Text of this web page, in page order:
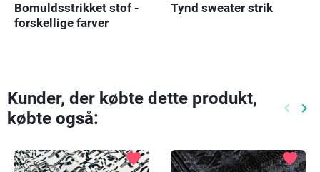
Bomuldsstrikket stof -
forskellige farver
Tynd sweater strik
Kunder, der købte dette produkt,
købte også:
keyboard_arrow_left keyboard_arrow_right
favorite favorite